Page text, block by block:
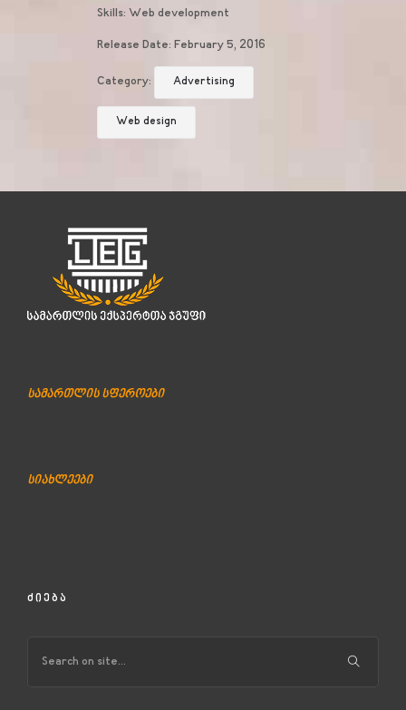
Skills: Web development
Release Date: February 5, 2016
Category: Advertising
Web design
სამართლის სფეროები
სიახლეები
ᲫᲘᲔᲑᲐ